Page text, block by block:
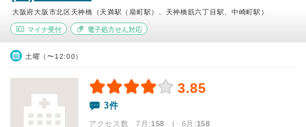
大阪府大阪市北区天神橋（天満駅（扇町駅）、天神橋筋六丁目駅、中崎町駅）
マイナ受付 電子処方せん対応
土曜（〜12:00）
3.85
3件
アクセス数 7月:158 | 6月:158